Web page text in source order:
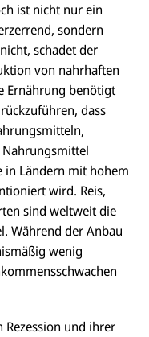
ist nicht nur ein
sondern
schadet der
von nahrhaften
Ernährung benötigt
dass
in Ländern mit hohem
wird. Reis,
sind weltweit die
Während der Anbau
wenig
und ihrer